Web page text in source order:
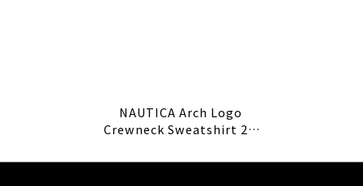
NAUTICA Arch Logo
Crewneck Sweatshirt 2.1